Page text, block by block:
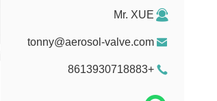
Mr. XUE
tonny@aerosol-valve.com
+8613930718883